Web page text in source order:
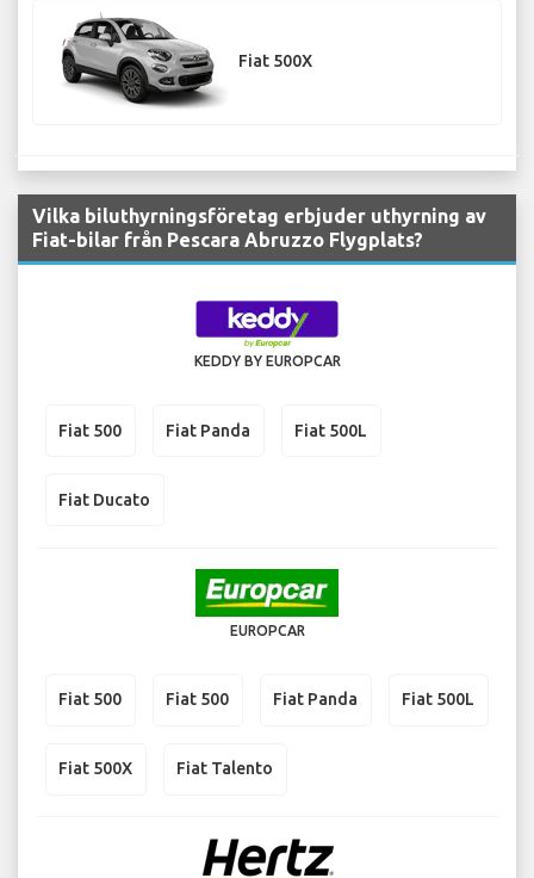
Fiat 500X
Vilka biluthyrningsföretag erbjuder uthyrning av
Fiat-bilar från Pescara Abruzzo Flygplats?
KEDDY BY EUROPCAR
Fiat 500 Fiat Panda Fiat 500L
Fiat Ducato
EUROPCAR
Fiat 500 Fiat 500 Fiat Panda Fiat 500L
Fiat 500X Fiat Talento